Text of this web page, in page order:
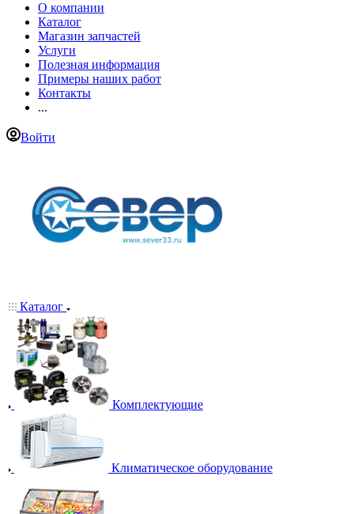
О компании
Каталог
Магазин запчастей
Услуги
Полезная информация
Примеры наших работ
Контакты
...
Войти
Каталог
Комплектующие
Климатическое оборудование